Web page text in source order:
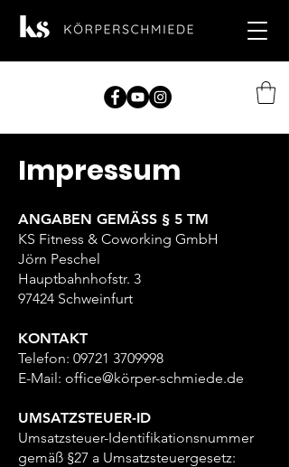
Impressum
ANGABEN GEMÄSS § 5 TM
KS Fitness & Coworking GmbH
Jörn Peschel
Hauptbahnhofstr. 3
97424 Schweinfurt
KONTAKT
Telefon: 09721 3709998
E-Mail: office@körper-schmiede.de
UMSATZSTEUER-ID
Umsatzsteuer-Identifikationsnummer
gemäß §27 a Umsatzsteuergesetz: